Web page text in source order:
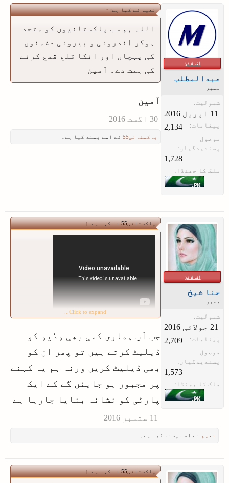
آف لائن
عبدالمطلب
ممبر
شمولیت:
پیغامات: 2,134
موصول
پسندیدگیاں:
1,728
ملک کا جھنڈا:
نعیم نے کہا ہے:↑
اللہ ہم سب پاکستانیوں کو متحد
ہوکر اندرونی و بیرونی دشمنوں
کی پہچان اور انکا قلع قمع کرنے
کی ہمت دے۔ آمین
آمین
پاکستانی55 نے اسے پسند کیا ہے۔
آف لائن
حنا شیخ
ممبر
شمولیت:
پیغامات: 2,709
موصول
پسندیدگیاں:
1,573
ملک کا جھنڈا:
پاکستانی55 نے کہا ہے: ↑
Click to expand...
جب آپ ہماری کسی بھی وڈیو کو
ڈیلیٹ کرتے ہیں تو پھر ان کو
بھی ڈیلیٹ کریں ورنہ ہم یہ کہنے
پر مجبور ہو جایئں گے کے ایک
پارٹی کو نشانہ بنایا جارہا ہے
نعیم نے اسے پسند کیا ہے۔
پاکستانی55 نے کہا ہے: ↑